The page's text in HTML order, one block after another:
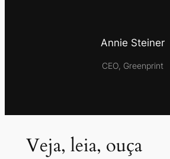
Annie Steiner
CEO, Greenprint
Veja, leia, ouça